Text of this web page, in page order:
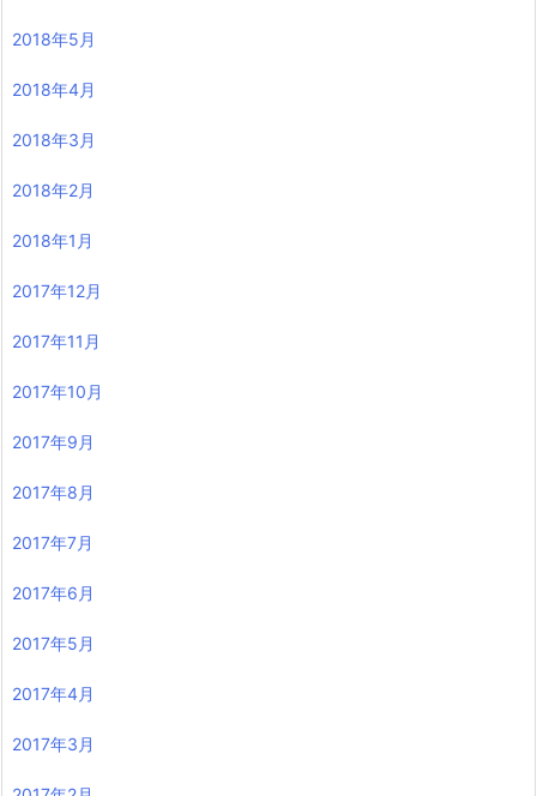
2018年5月
2018年4月
2018年3月
2018年2月
2018年1月
2017年12月
2017年11月
2017年10月
2017年9月
2017年8月
2017年7月
2017年6月
2017年5月
2017年4月
2017年3月